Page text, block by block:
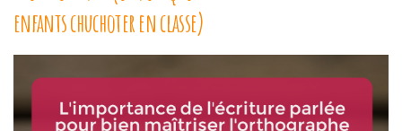
enfants chuchoter en classe)